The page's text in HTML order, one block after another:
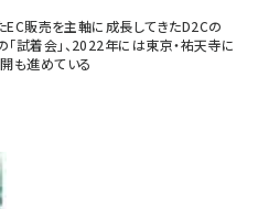
販売を主軸に成長してきたD2Cの
「試着会」、2022年には東京・祐天寺に
も進めている